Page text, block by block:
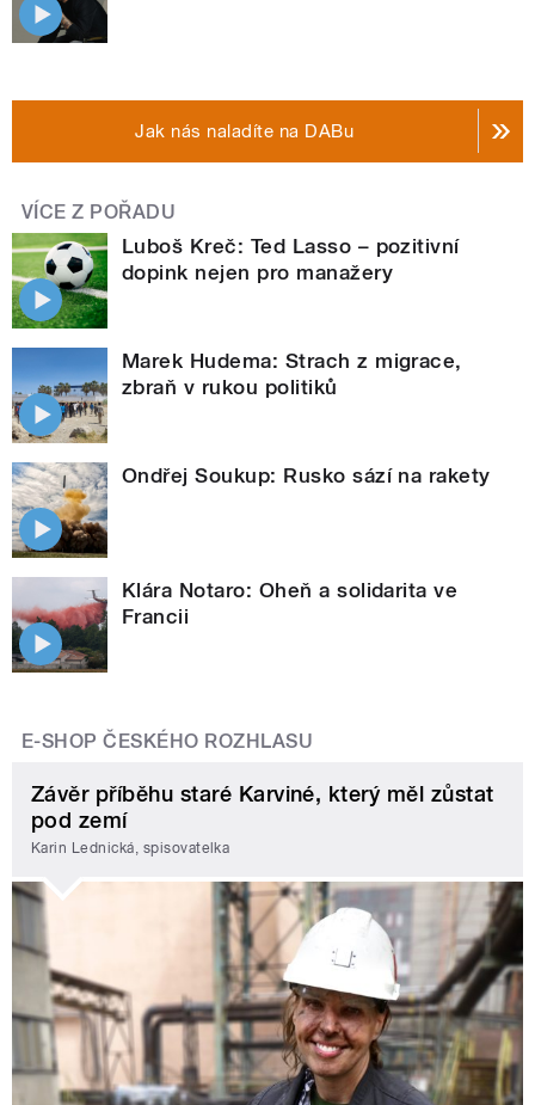
Jak nás naladíte na DABu
VÍCE Z POŘADU
Luboš Kreč: Ted Lasso – pozitivní
dopink nejen pro manažery
Marek Hudema: Strach z migrace,
zbraň v rukou politiků
Ondřej Soukup: Rusko sází na rakety
Klára Notaro: Oheň a solidarita ve
Francii
E-SHOP ČESKÉHO ROZHLASU
Závěr příběhu staré Karviné, který měl zůstat
pod zemí
Karin Lednická, spisovatelka